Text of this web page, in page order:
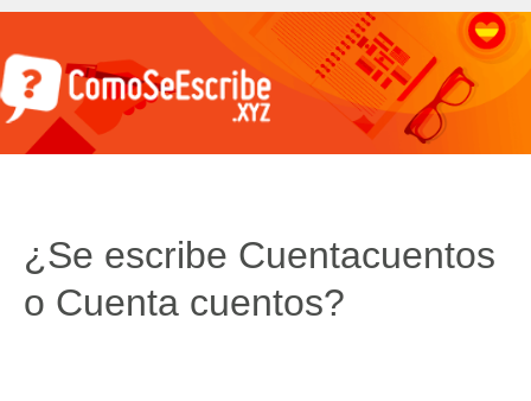
¿Se escribe Cuentacuentos
o Cuenta cuentos?